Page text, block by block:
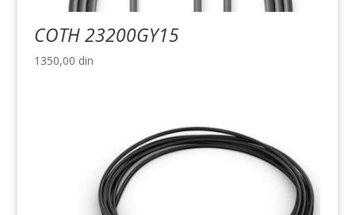
COTH 23200GY15
1350,00 din